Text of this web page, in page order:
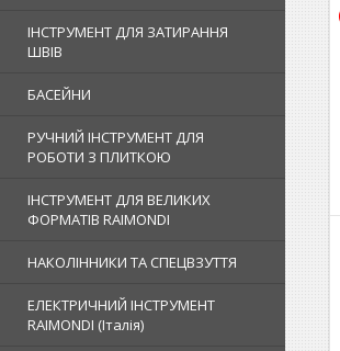
ІНСТРУМЕНТ ДЛЯ ЗАТИРАННЯ
ШВІВ
БАСЕЙНИ
РУЧНИЙ ІНСТРУМЕНТ ДЛЯ
РОБОТИ З ПЛИТКОЮ
ІНСТРУМЕНТ ДЛЯ ВЕЛИКИХ
ФОРМАТІВ RAIMONDI
НАКОЛІННИКИ ТА СПЕЦВЗУТТЯ
ЕЛЕКТРИЧНИЙ ІНСТРУМЕНТ
RAIMONDI (Італія)